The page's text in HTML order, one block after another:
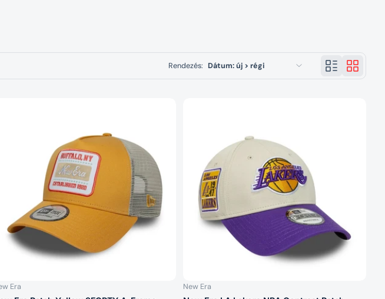
Rendezés: Dátum: új > régi
Legnépszerűbb termékek
Betűrend: A–Z
Betűrend: Z–A
Ár: alacsony > magas
Ár: magas > alacsony
Dátum: régi > új
Era New Era